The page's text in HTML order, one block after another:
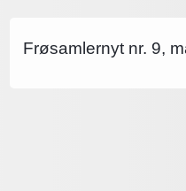
Frøsamlernyt nr. 9,